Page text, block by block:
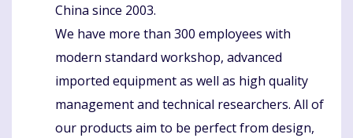
China since 2003.
We have more than 300 employees with
modern standard workshop, advanced
imported equipment as well as high quality
management and technical researchers. All of
our products aim to be perfect from design,